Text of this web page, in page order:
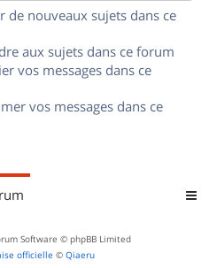
de nouveaux sujets dans ce
aux sujets dans ce forum
vos messages dans ce
vos messages dans ce
Software © phpBB Limited
officielle © Qiaeru